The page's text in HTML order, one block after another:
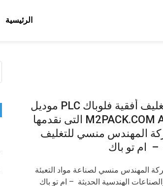
الرئيسية
ماكينة تغليف أفقية فلوباك PLC موديل
M2PACK.COM AV- 250 التى نقدمها
المهندس منسي للتغليف
ام تو باك
المهندس منسي لصناعة مواد التعبئة
الهندسية الحديثة – ام تو باك